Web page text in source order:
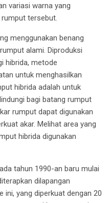
variasi warna yang
tersebut.
menggunakan benang
alami. Diproduksi
hibrida, metode
untuk menghasilkan
hibrida adalah untuk
bagi batang rumput
rumput dapat digunakan
akar. Melihat area yang
hibrida digunakan
tahun 1990-an baru mulai
dilapangan
ini, yang diperkuat dengan 20